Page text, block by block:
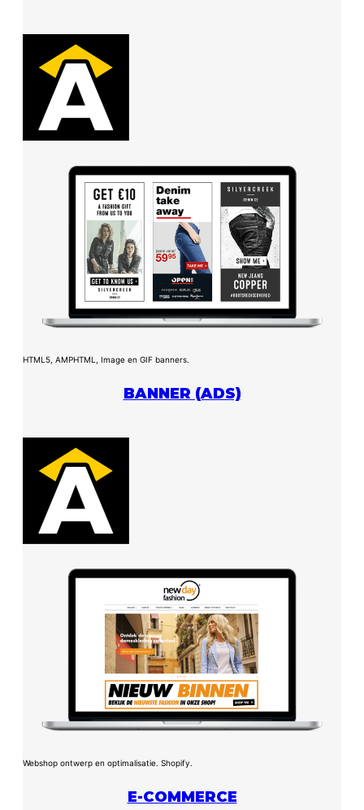
HTML5, AMPHTML, Image en GIF banners.
BANNER (ADS)
Webshop ontwerp en optimalisatie. Shopify.
E-COMMERCE